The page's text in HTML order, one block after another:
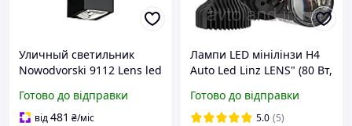
Уличный светильник
Nowodvorski 9112 Lens led
Готово до відправки
від481 ₴/міс
Лампи LED мінілінзи Н4
Auto Led Linz LENS" (80 Вт,
Цоколь H4)
Готово до відправки
5.0 (5)